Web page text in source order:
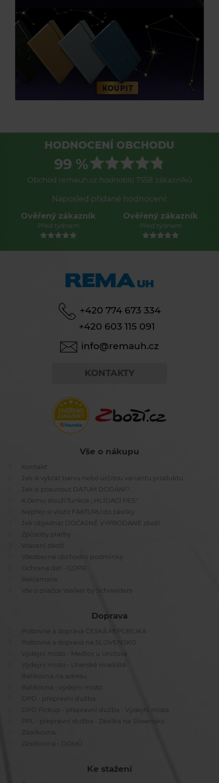
HODNOCENÍ OBCHODU
99 %
Obchod remauh.cz hodnotilo 7558 zákazníků
Naposled přidané hodnocení:
Ověřený zákazník
Před týdnem
Ověřený zákazník
Před týdnem
+420 774 673 334
+420 603 115 091
info@remauh.cz
KONTAKTY
Vše o nákupu
Kontakt
Jak si vybrat barvu nebo určitou variantu produktu
Jak si posunout DATUM DODÁNÍ?
K čemu slouží funkce ,,HLÍDACÍ PES"
Nepřeji si vložit FAKTURU do zásilky
Jak objednat DOČASNĚ VYPRODANÉ zboží
Způsoby platby
Vrácení zboží
Všeobecné obchodní podmínky
Ochrana dat - GDPR
Reklamace
Vše o značce Walker by Schneiders
Doprava
Poštovné a doprava ČESKÁ REPUBLIKA
Poštovné a doprava na SLOVENSKO
Výdejní místo - Medlov u Uničova
Výdejní místo - Uherské Hradiště
Balíkovna na adresu
Balíkovna - výdejní místo
DPD - přepravní služba
DPD Pickup - přepravní služba - Výdejní místa
PPL - přepravní služba - Zásilka na Slovensko
Zásilkovna
Zásilkovna - DOMŮ
Ke stažení